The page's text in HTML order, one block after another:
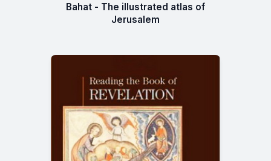
Bahat - The illustrated atlas of
Jerusalem